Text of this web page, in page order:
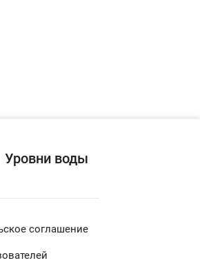
Уровни воды
соглашение